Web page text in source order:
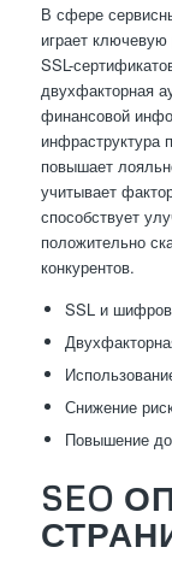
В сфере
играет
SSL-
двухфакторная
финансовой
инфраструктура
повышает
учитывает
способствует
положительно
конкурентов.
SSL и
Снижение
Повышение
SEO